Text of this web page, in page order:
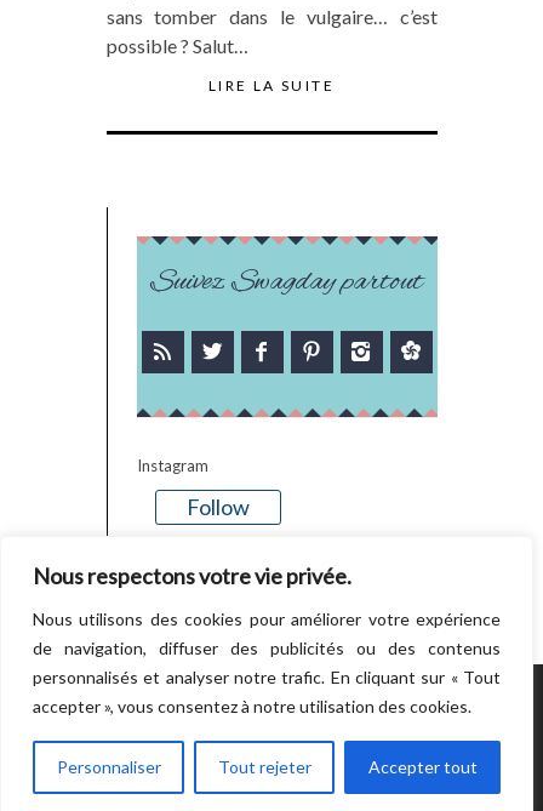
Nous respectons votre vie privée.
Nous utilisons des cookies pour améliorer votre expérience
de navigation, diffuser des publicités ou des contenus
personnalisés et analyser notre trafic. En cliquant sur « Tout
accepter », vous consentez à notre utilisation des cookies.
Personnaliser Tout rejeter Accepter tout
sans tomber dans le vulgaire… c’est
possible ? Salut…
LIRE LA SUITE
Suivez Swagday partout
Instagram
Follow
POWERED BY WORDPRESS.CREATED BY
THEMESINDEP
RETOUR EN HAUT